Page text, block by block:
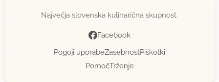
Največja slovenska kulinarična skupnost.
Facebook
Pogoji uporabeZasebnostPiškotki
PomočTrženje